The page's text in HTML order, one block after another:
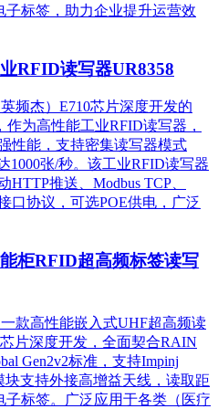
标签，助力企业提升运营效
RFID读写器UR8358
频杰）E710芯片深度开发的
为高性能工业RFID读写器，
性能，支持密集读写器模式
1000张/秒。该工业RFID读写器
推送、Modbus TCP、
口协议，可选POE供电，广泛
柜RFID超高频标签读写
款高性能嵌入式UHF超高频读
片深度开发，全面契合RAIN
Gen2v2标准，支持Impinj
支持外接高增益天线，读取距
标签。广泛应用于各类（医疗